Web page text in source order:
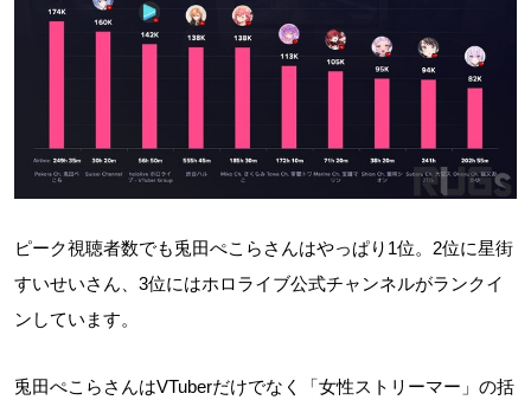
ピーク視聴者数でも兎田ぺこらさんはやっぱり1位。2位に星街
すいせいさん、3位にはホロライブ公式チャンネルがランクイ
ンしています。
兎田ぺこらさんはVTuberだけでなく「女性ストリーマー」の括